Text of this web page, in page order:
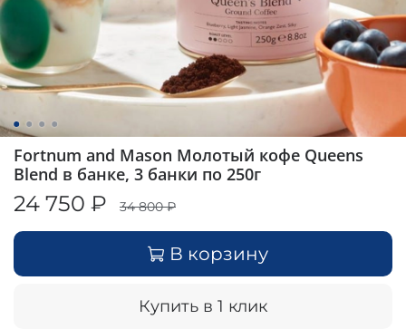
Fortnum and Mason Молотый кофе Queens
Blend в банке, 3 банки по 250г
24 750 ₽ 34 800 ₽
В корзину
Купить в 1 клик